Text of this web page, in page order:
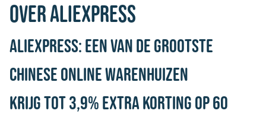
Over AliExpress
AliExpress: een van de grootste
Chinese online warenhuizen
Krijg tot 3,9% Extra Korting op 60